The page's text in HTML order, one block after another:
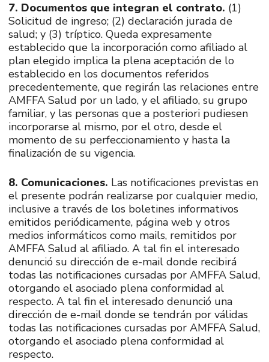
7. Documentos que integran el contrato. (1)
Solicitud de ingreso; (2) declaración jurada de
salud; y (3) tríptico. Queda expresamente
establecido que la incorporación como afiliado al
plan elegido implica la plena aceptación de lo
establecido en los documentos referidos
precedentemente, que regirán las relaciones entre
AMFFA Salud por un lado, y el afiliado, su grupo
familiar, y las personas que a posteriori pudiesen
incorporarse al mismo, por el otro, desde el
momento de su perfeccionamiento y hasta la
finalización de su vigencia.
8. Comunicaciones. Las notificaciones previstas en
el presente podrán realizarse por cualquier medio,
inclusive a través de los boletines informativos
emitidos periódicamente, página web y otros
medios informáticos como mails, remitidos por
AMFFA Salud al afiliado. A tal fin el interesado
denunció su dirección de e-mail donde recibirá
todas las notificaciones cursadas por AMFFA Salud,
otorgando el asociado plena conformidad al
respecto. A tal fin el interesado denunció una
dirección de e-mail donde se tendrán por válidas
todas las notificaciones cursadas por AMFFA Salud,
otorgando el asociado plena conformidad al
respecto.